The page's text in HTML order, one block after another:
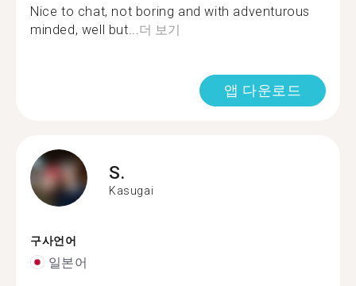
Nice to chat, not boring and with adventurous
minded, well but...더 보기
앱 다운로드
S.
Kasugai
구사언어
일본어